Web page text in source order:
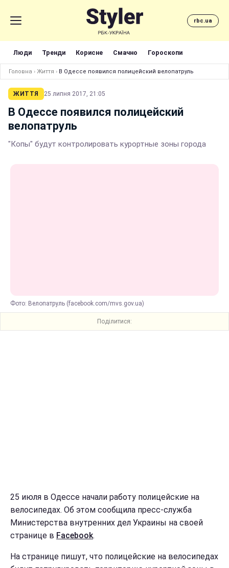
rbc.ua
Люди Тренди Корисне Смачно Гороскопи
Головна › Життя › В Одессе появился полицейский велопатруль
ЖИТТЯ 25 липня 2017, 21:05
В Одессе появился полицейский
велопатруль
"Копы" будут контролировать курортные зоны города
Фото: Велопатруль (facebook.com/mvs.gov.ua)
Поділитися:
25 июля в Одессе начали работу полицейские на
велосипедах. Об этом сообщила пресс-служба
Министерства внутренних дел Украины на своей
странице в Facebook.
На странице пишут, что полицейские на велосипедах